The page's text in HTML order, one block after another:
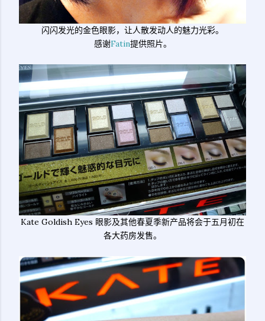
闪闪发光的金色眼影，让人散发动人的魅力光彩。
感谢Fatin提供照片。
Kate Goldish Eyes 眼影及其他春夏季新产品将会于五月初在
各大药房发售。